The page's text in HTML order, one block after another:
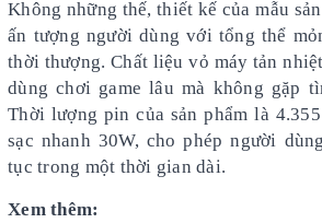
Không những thế, thiết kế của mẫu
ấn tượng người dùng với tổng thể
thời thượng. Chất liệu vỏ máy tản
dùng chơi game lâu mà không gặp
Thời lượng pin của sản phẩm là
sạc nhanh 30W, cho phép người
tục trong một thời gian dài.
Xem thêm: